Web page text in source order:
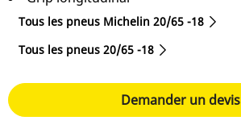
Tous les pneus Michelin 20/65 -18
Tous les pneus‎ 20/65 -18
Demander un devis